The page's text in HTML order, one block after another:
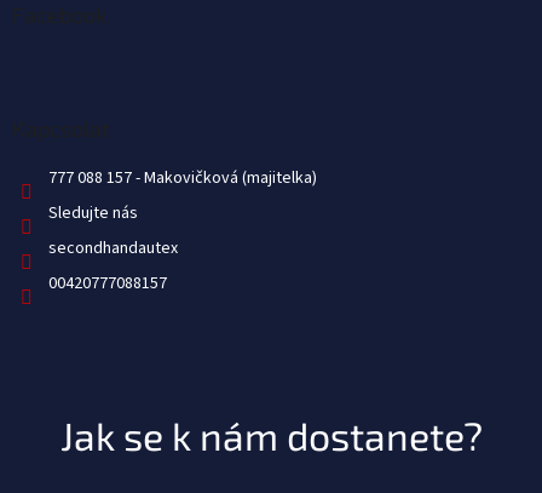
Facebook
Kapcsolat
777 088 157
Sledujte nás
secondhandautex
00420777088157
Jak se k nám dostanete?